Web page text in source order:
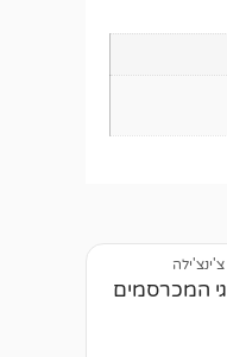
המכרסמים